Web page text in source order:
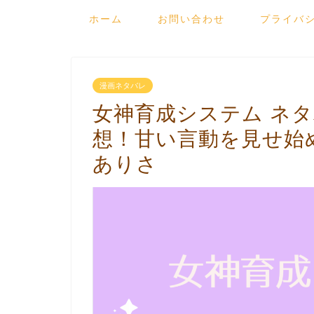
ホーム お問い合わせ プライバ
漫画ネタバレ
女神育成システム ネ
想！甘い言動を見せ
ありさ